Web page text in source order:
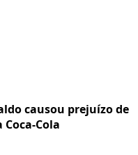
causou prejuízo de
Cola